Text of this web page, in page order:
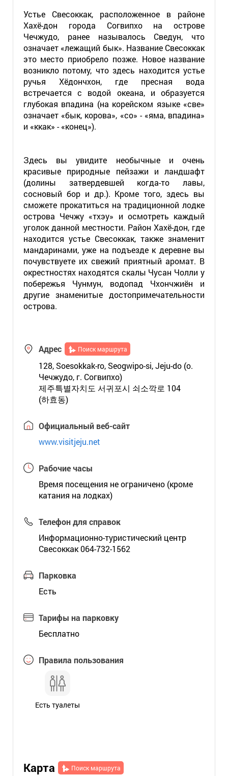
Устье Свесоккак, расположенное в районе
Хахё-дон города Согвипхо на острове
Чечжудо, ранее называлось Сведун, что
означает «лежащий бык». Название Свесоккак
это место приобрело позже. Новое название
возникло потому, что здесь находится устье
ручья Хёдончхон, где пресная вода
встречается с водой океана, и образуется
глубокая впадина (на корейском языке «све»
означает «бык, корова», «со» - «яма, впадина»
и «ккак» - «конец»).
Здесь вы увидите необычные и очень
красивые природные пейзажи и ландшафт
(долины затвердевшей когда-то лавы,
сосновый бор и др.). Кроме того, здесь вы
сможете прокатиться на традиционной лодке
острова Чечжу «тхэу» и осмотреть каждый
уголок данной местности. Район Хахё-дон, где
находится устье Свесоккак, также знаменит
мандаринами, уже на подъезде к деревне вы
почувствуете их свежий приятный аромат. В
окрестностях находятся скалы Чусан Чолли у
побережья Чунмун, водопад Чхончжиён и
другие знаменитые достопримечательности
острова.
Адрес Поиск маршрута
128, Soesokkak-ro, Seogwipo-si, Jeju-do (о.
Чечжудо, г. Согвипхо)
제주특별자치도 서귀포시 쇠소깍로 104
(하효동)
Официальный веб-сайт
www.visitjeju.net
Рабочие часы
Время посещения не ограничено (кроме
катания на лодках)
Телефон для справок
Информационно-туристический центр
Свесоккак 064-732-1562
Парковка
Есть
Тарифы на парковку
Бесплатно
Правила пользования
Есть туалеты
Карта Поиск маршрута